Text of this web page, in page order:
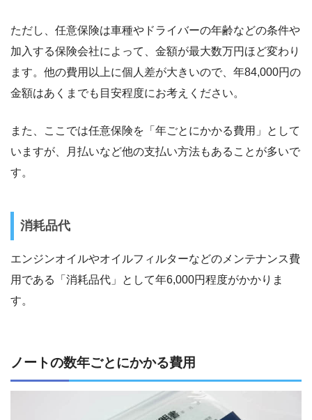
ただし、任意保険は車種やドライバーの年齢などの条件や
加入する保険会社によって、金額が最大数万円ほど変わり
ます。他の費用以上に個人差が大きいので、年84,000円の
金額はあくまでも目安程度にお考えください。
また、ここでは任意保険を「年ごとにかかる費用」として
いますが、月払いなど他の支払い方法もあることが多いで
す。
消耗品代
エンジンオイルやオイルフィルターなどのメンテナンス費
用である「消耗品代」として年6,000円程度がかかりま
す。
ノートの数年ごとにかかる費用